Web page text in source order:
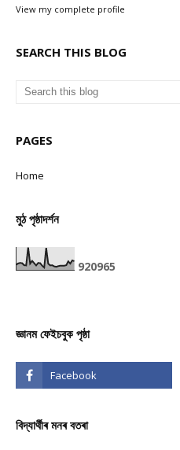
View my complete profile
SEARCH THIS BLOG
PAGES
Home
মুঠ পৃষ্ঠাদৰ্শন
920965
জ্ঞানম ফেইচবুক পৃষ্ঠা
বিদ্যাৰ্থীৰ মনৰ বতৰা